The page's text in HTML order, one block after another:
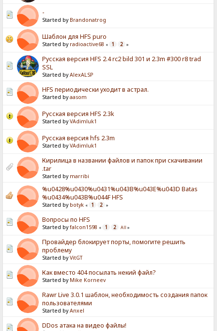
-
Started by Brandonatrog
Шаблон для HFS puro
Started by radioactive68 « 1 2 »
Русская версия HFS 2.4 rc2 bild 301 и 2.3m #300 r8 trad
SSL
Started byAlexALSP
HFS периодически уходит в астрал.
Started byaasom
Русская версия HFS 2.3k
Started byVAdimluk1
Русская версия hfs 2.3m
Started byVAdimluk1
Кирилица в названии файлов и папок при скачивании
.tar
Started by marribi
%u0428%u0430%u0431%u043B%u043E%u043D Batas
%u0434%u043B%u044F HFS
Started by botyk « 1 2 »
Вопросы по HFS
Started byfalcon1598 « 1 2 All »
Провайдер блокирует порты, помогите решить
проблему
Started byVitGT
Как вместо 404 посылать некий файл?
Started by Mike Korneev
Rawr Live 3.0.1 шаблон, необходимость создания папок
пользователями
Started byAnxel
DDos атака на видео файлы!